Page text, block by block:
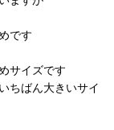
です
サイズです
ちばん大きいサイ